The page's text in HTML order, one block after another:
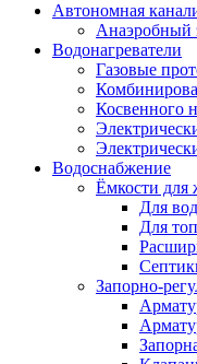
Автономная
Анаэробный
Водонагреватели
Газовые
Косвенного
Водоснабжение
Ёмкости для
Для
Для
Запорно-